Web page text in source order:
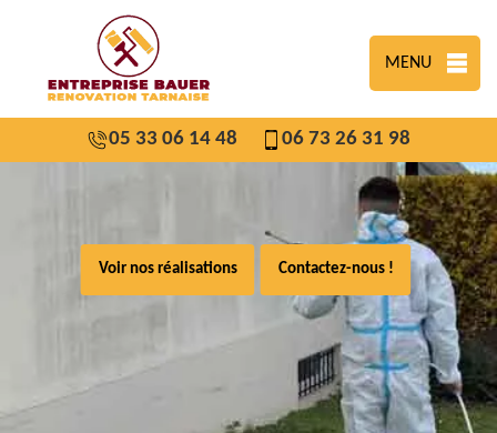
MENU
05 33 06 14 48 06 73 26 31 98
Voir nos réalisations Contactez-nous !